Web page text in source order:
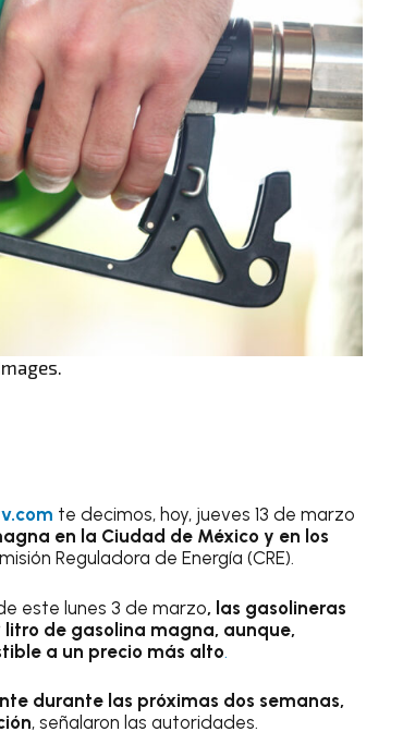
te decimos, hoy, jueves 13 de marzo
en la Ciudad de México y en los
Reguladora de Energía (CRE).
este lunes 3 de marzo, las gasolineras
de gasolina magna, aunque,
a un precio más alto.
durante las próximas dos semanas,
, señalaron las autoridades.